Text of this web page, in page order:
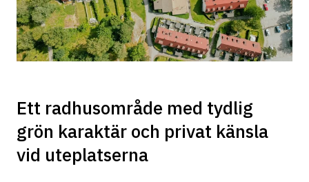
Ett radhusområde med tydlig
grön karaktär och privat känsla
vid uteplatserna